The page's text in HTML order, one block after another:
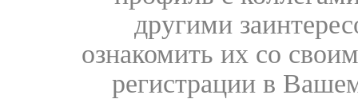
другими
ознакомить их со
регистрации в